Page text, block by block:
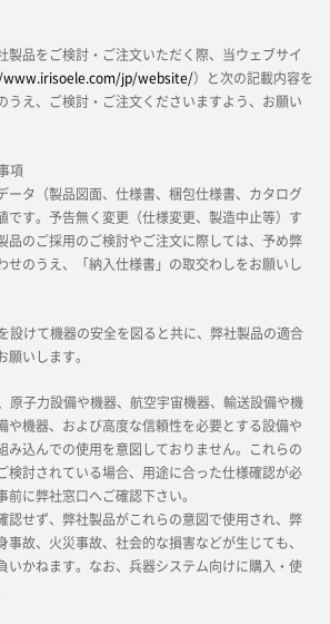
製品をご検討・ご注文いただく際、当ウェブサイ
jp/website/）と次の記載内容を
うえ、ご検討・ご注文くださいますよう、お願い
項
ータ（製品図面、仕様書、梱包仕様書、カタログ
です。予告無く変更（仕様変更、製造中止等）す
品のご採用のご検討やご注文に際しては、予め弊
せのうえ、「納入仕様書」の取交わしをお願いし
設けて機器の安全を図ると共に、弊社製品の適合
いします。
原子力設備や機器、航空宇宙機器、輸送設備や機
や機器、および高度な信頼性を必要とする設備や
み込んでの使用を意図しておりません。これらの
検討されている場合、用途に合った仕様確認が必
に弊社窓口へご確認下さい。
認せず、弊社製品がこれらの意図で使用され、弊
故、火災事故、社会的な損害などが生じても、
いかねます。なお、兵器システム向けに購入・使